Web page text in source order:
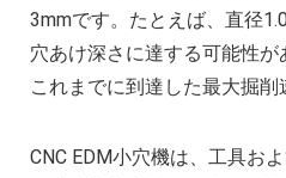
3mmです。たとえば、直径
穴あけ深さに達する可能性
これまでに到達した最大掘削
CNC EDM小穴機は、工具お